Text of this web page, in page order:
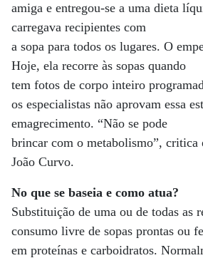
amiga e entregou-se a uma dieta
carregava recipientes com
a sopa para todos os lugares. O
Hoje, ela recorre às sopas quando
tem fotos de corpo inteiro
os especialistas não aprovam essa
emagrecimento. “Não se pode
brincar com o metabolismo”, critica
João Curvo.
No que se baseia e como atua?
Substituição de uma ou de todas as
consumo livre de sopas prontas ou
em proteínas e carboidratos.